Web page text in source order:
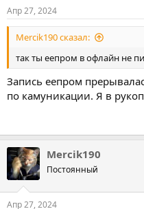
Апр 27, 2024
Mercik190 сказал:
так ты еепром в офлайн не
Запись еепром
по камуникации. Я в
Mercik190
Постоянный
Апр 27, 2024